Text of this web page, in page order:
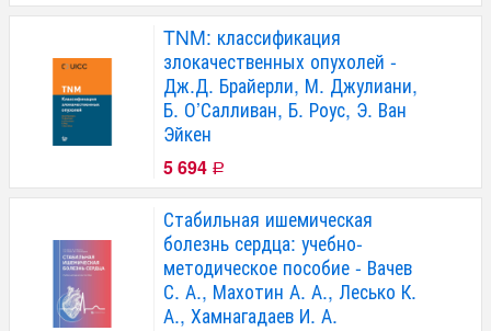
TNM: классификация
злокачественных опухолей -
Дж.Д. Брайерли, М. Джулиани,
Б. О’Салливан, Б. Роус, Э. Ван
Эйкен
5 694 Р
Стабильная ишемическая
болезнь сердца: учебно-
методическое пособие - Вачев
С. А., Махотин А. А., Лесько К.
А., Хамнагадаев И. А.